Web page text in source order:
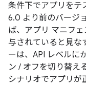
条件下でアプリをテ
6.0 より前のバージ
ば、アプリ マニフ
与されていると見な
ーは、API レベルに
ン / オフを切り替え
シナリオでアプリが